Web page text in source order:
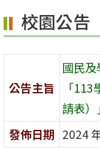
區
校園公告
公告主旨
國民及
「
請表
發佈日期 2024